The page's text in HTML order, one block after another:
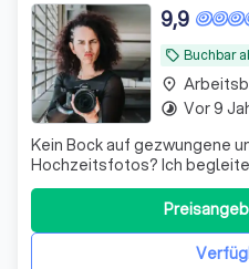
local_offer Buchbar
9,9
Kein Bock auf gezwungene
Hochzeitsfotos? Ich
echte Aufnahmen -
place
timelapse Vor 9